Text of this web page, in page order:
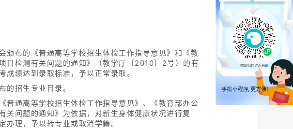
颁布的《普通高等学校招生体检工作指导意见》和《教
目检测有关问题的通知》（教学厅〔2010〕2号）的有
绩达到录取标准，予以正常录取。
的招生专业目录。
普通高等学校招生体检工作指导意见》、《教育部办公
关问题的通知》为依据，对新生身体健康状况进行复
理，予以转专业或取消学籍。